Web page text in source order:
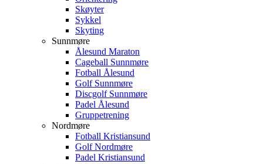
Skøyter
Sykkel
Skyting
Sunnmøre
Ålesund Maraton
Cageball Sunnmøre
Fotball Ålesund
Golf Sunnmøre
Discgolf Sunnmøre
Padel Ålesund
Gruppetrening
Nordmøre
Fotball Kristiansund
Golf Nordmøre
Padel Kristiansund